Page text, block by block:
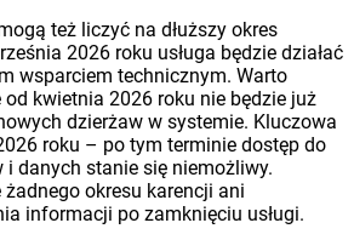
też liczyć na dłuższy okres
2026 roku usługa będzie działać
wsparciem technicznym. Warto
od kwietnia 2026 roku nie będzie już
dzierżaw w systemie. Kluczowa
roku – po tym terminie dostęp do
danych stanie się niemożliwy.
okresu karencji ani
informacji po zamknięciu usługi.